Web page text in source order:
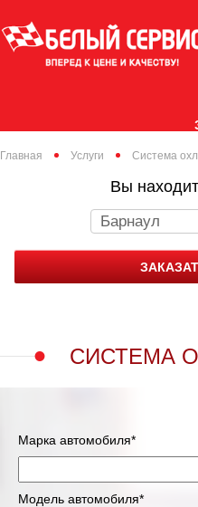
Главная Услуги Система
Вы
Барнаул
СИСТЕМА
Марка автомобиля*
Модель автомобиля*